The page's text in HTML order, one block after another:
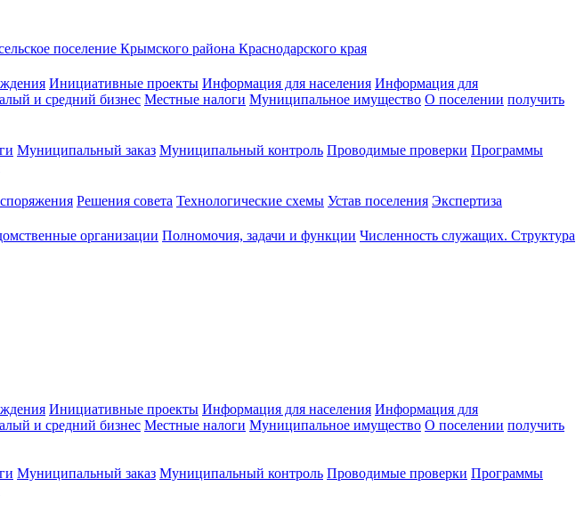
поселение Крымского района Краснодарского края
Инициативные проекты Информация для населения Информация для
и средний бизнес Местные налоги Муниципальное имущество О поселении получить
Муниципальный заказ Муниципальный контроль Проводимые проверки Программы
Решения совета Технологические схемы Устав поселения Экспертиза
организации Полномочия, задачи и функции Численность служащих. Структура
Инициативные проекты Информация для населения Информация для
и средний бизнес Местные налоги Муниципальное имущество О поселении получить
Муниципальный заказ Муниципальный контроль Проводимые проверки Программы